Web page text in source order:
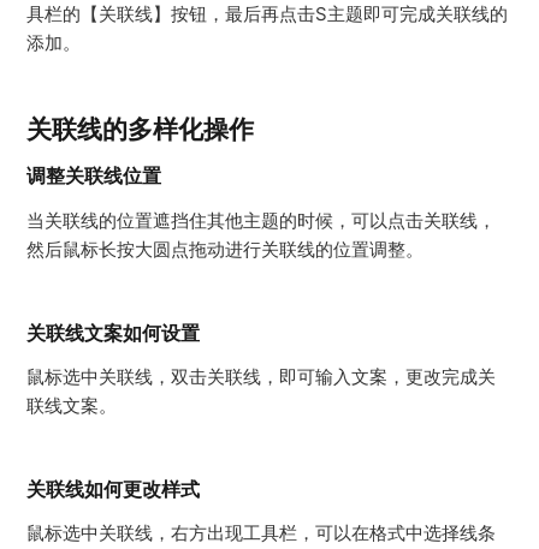
具栏的【关联线】按钮，最后再点击S主题即可完成关联线的
添加。
关联线的多样化操作
调整关联线位置
当关联线的位置遮挡住其他主题的时候，可以点击关联线，
然后鼠标长按大圆点拖动进行关联线的位置调整。
关联线文案如何设置
鼠标选中关联线，双击关联线，即可输入文案，更改完成关
联线文案。
关联线如何更改样式
鼠标选中关联线，右方出现工具栏，可以在格式中选择线条